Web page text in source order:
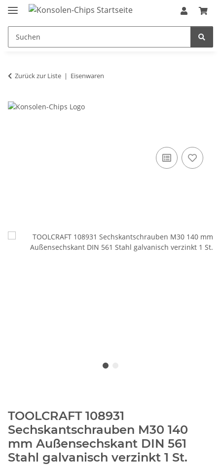
Zurück zur Liste Eisenwaren
TOOLCRAFT 108931
Sechskantschrauben M30 140
mm Außensechskant DIN 561
Stahl galvanisch verzinkt 1 St.